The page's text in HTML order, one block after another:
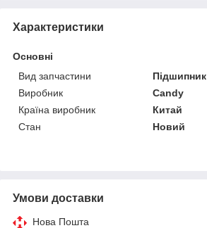
Характеристики
Основні
Вид запчастини
Підшипник
Виробник
Candy
Країна виробник
Китай
Стан
Новий
Умови доставки
Нова Пошта